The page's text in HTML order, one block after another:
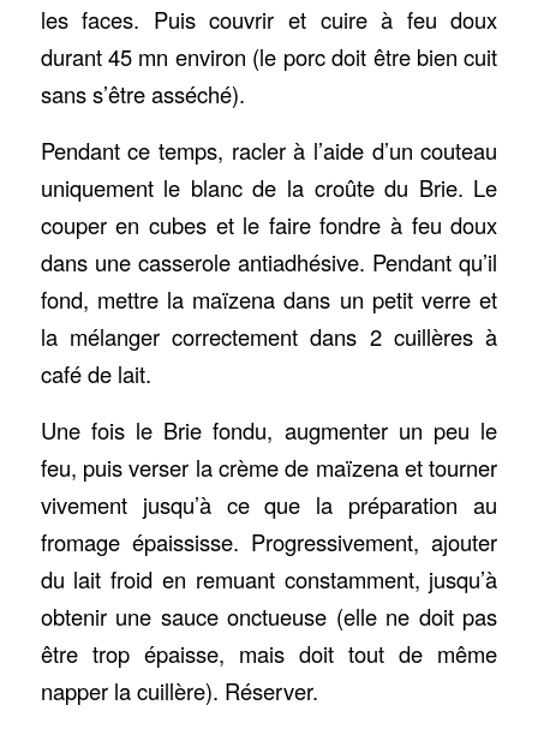
les faces. Puis couvrir et cuire à feu doux
durant 45 mn environ (le porc doit être bien cuit
sans s’être asséché).
Pendant ce temps, racler à l’aide d’un couteau
uniquement le blanc de la croûte du Brie. Le
couper en cubes et le faire fondre à feu doux
dans une casserole antiadhésive. Pendant qu’il
fond, mettre la maïzena dans un petit verre et
la mélanger correctement dans 2 cuillères à
café de lait.
Une fois le Brie fondu, augmenter un peu le
feu, puis verser la crème de maïzena et tourner
vivement jusqu’à ce que la préparation au
fromage épaississe. Progressivement, ajouter
du lait froid en remuant constamment, jusqu’à
obtenir une sauce onctueuse (elle ne doit pas
être trop épaisse, mais doit tout de même
napper la cuillère). Réserver.